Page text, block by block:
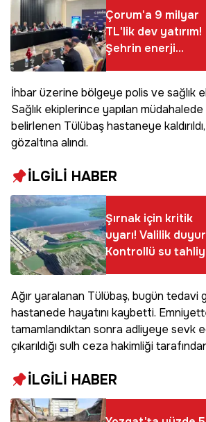
Çorum'a 9 milyar
TL'lik dev yatırım!
Şehrin enerji
altyapısı geleceğe
İhbar üzerine bölgeye polis ve sağlık
Sağlık ekiplerince yapılan müdahalede
belirlenen Tülübaş hastaneye
gözaltına alındı.
İLGİLİ HABER
Şırnak için kritik
uyarı! Valilik
Kontrollü su
başlıyor
Ağır yaralanan Tülübaş, bugün tedavi
hastanede hayatını kaybetti.
tamamlandıktan sonra adliyeye sevk
çıkarıldığı sulh ceza hakimliği
İLGİLİ HABER